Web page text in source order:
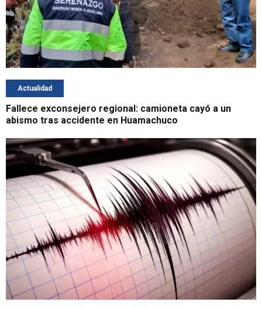
Actualidad
Fallece exconsejero regional: camioneta cayó a un
abismo tras accidente en Huamachuco